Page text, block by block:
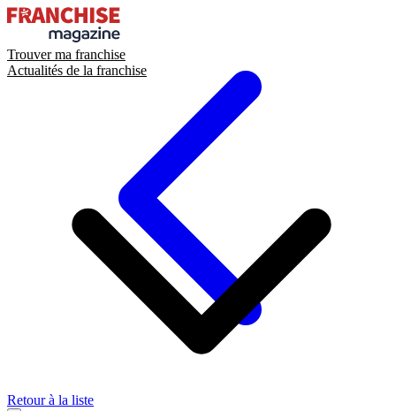
Trouver ma franchise
Actualités de la franchise
Retour à la liste